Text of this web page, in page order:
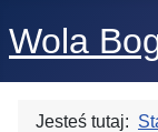
Wola
Jesteś tutaj: